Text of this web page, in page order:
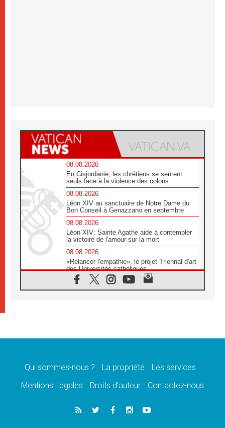
08.08.2026
En Cisjordanie, les chrétiens se sentent
seuls face à la violence des colons
08.08.2026
Léon XIV au sanctuaire de Notre Dame du
Bon Conseil à Genazzano en septembre
08.08.2026
Léon XIV: Sainte Agathe aide à contempler
la victoire de l'amour sur la mort
08.08.2026
«Relancer l'empathie», le projet Triennal d'art
des Universités catholiques
08.08.2026
Signis 2026, donner la parole aux religieuses
07.08.2026
07.08.2026
de l'Assomption et mémoire nationale
«La paix commence par l'empathie» estime
le cardinal Parolin
Qui sommes-nous ? La propriété
Les services
Mentions Legales
Droits d’auteur Contactez-nous